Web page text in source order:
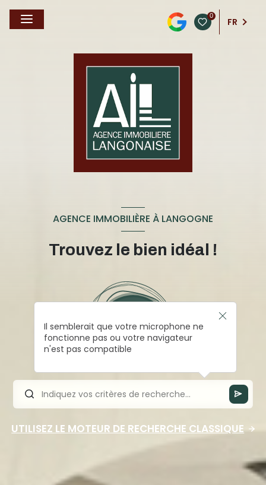
0
FR
AGENCE IMMOBILIÈRE À LANGOGNE
Trouvez le bien idéal !
Il semblerait que votre microphone ne
fonctionne pas ou votre navigateur
n'est pas compatible
UTILISEZ LE MOTEUR DE RECHERCHE CLASSIQUE